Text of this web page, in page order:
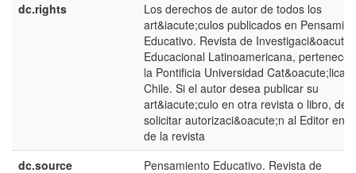
dc.rights
Los derechos de autor de todos los
art&iacute;culos publicados en
Educativo. Revista de
Educacional Latinoamericana,
la Pontificia Universidad Cat&oacute;lica
Chile. Si el autor desea publicar su
art&iacute;culo en otra revista o libro,
solicitar autorizaci&oacute;n al Editor en
de la revista
dc.source
Pensamiento Educativo. Revista de